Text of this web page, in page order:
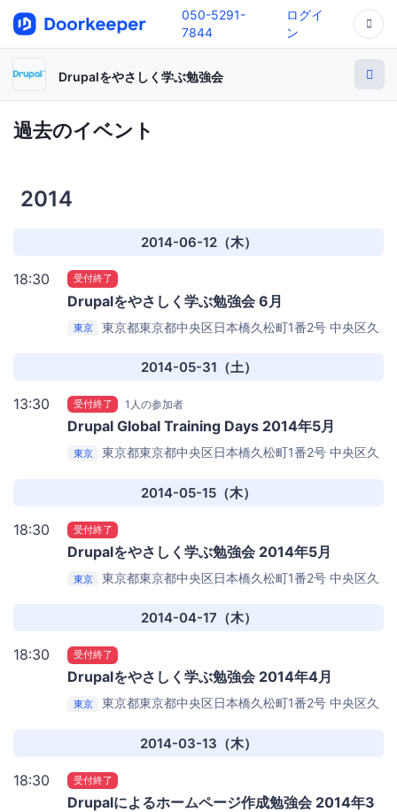
050-5291-
7844
ログイ
ン
Drupalをやさしく学ぶ勉強会
過去のイベント
2014
2014-06-12（木）
18:30 受付終了
Drupalをやさしく学ぶ勉強会 6月
東京 東京都東京都中央区日本橋久松町1番2号 中央区久
2014-05-31（土）
13:30 受付終了 1人の参加者
Drupal Global Training Days 2014年5月
東京 東京都東京都中央区日本橋久松町1番2号 中央区久
2014-05-15（木）
18:30 受付終了
Drupalをやさしく学ぶ勉強会 2014年5月
東京 東京都東京都中央区日本橋久松町1番2号中央区久
2014-04-17（木）
18:30 受付終了
Drupalをやさしく学ぶ勉強会 2014年4月
東京 東京都東京都中央区日本橋久松町1番2号中央区久
2014-03-13（木）
18:30 受付終了
Drupalによるホームページ作成勉強会 2014年3